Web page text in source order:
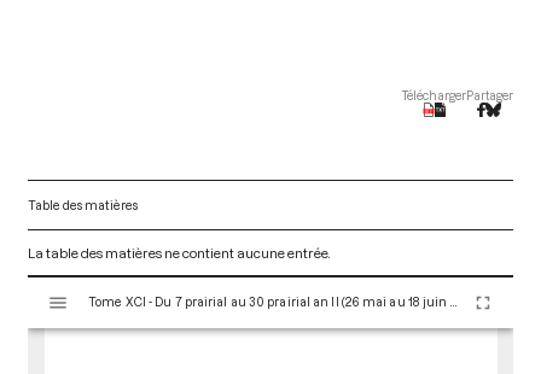
TéléchargerPartager
Table des matières
La table des matières ne contient aucune entrée.
s